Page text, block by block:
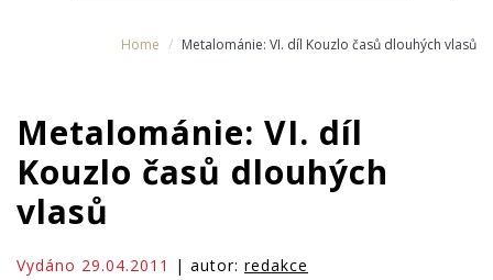
Home Metalománie: VI. díl Kouzlo časů dlouhých vlasů
Metalománie: VI. díl
Kouzlo časů dlouhých
vlasů
Vydáno 29.04.2011 | autor: redakce